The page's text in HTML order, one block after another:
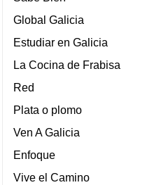
Global Galicia
Estudiar en Galicia
La Cocina de Frabisa
Red
Plata o plomo
Ven A Galicia
Enfoque
Vive el Camino